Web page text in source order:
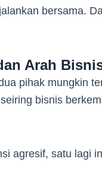
bersama.
Arah
pihak mungkin
bisnis
agresif, satu lagi